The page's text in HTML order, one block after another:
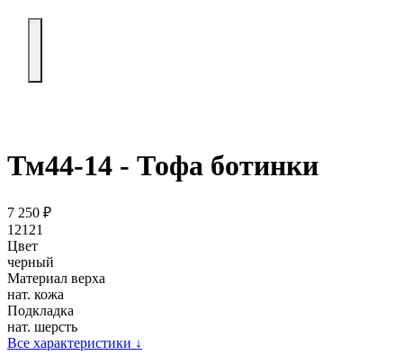
Тм44-14 - Тофа ботинки
7 250 ₽
12121
Цвет
черный
Материал верха
нат. кожа
Подкладка
нат. шерсть
Все характеристики ↓